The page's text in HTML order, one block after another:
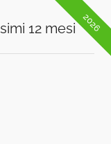
2026
12 mesi